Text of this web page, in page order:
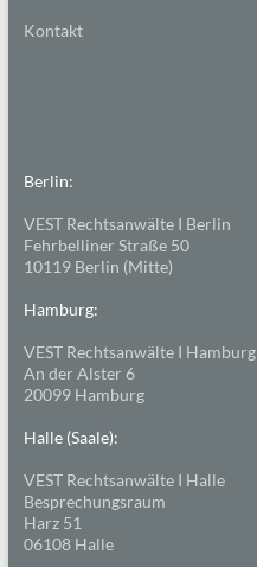
Kontakt
Berlin:
VEST Rechtsanwälte I Berlin
Fehrbelliner Straße 50
10119 Berlin (Mitte)
Hamburg:
VEST Rechtsanwälte I Hamburg
An der Alster 6
20099 Hamburg
Halle (Saale):
VEST Rechtsanwälte I Halle
Besprechungsraum
Harz 51
06108 Halle